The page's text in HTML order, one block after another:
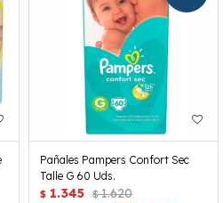
Pañales Pampers Confort Sec
Talle G 60 Uds.
$ 1.345 $ 1.620